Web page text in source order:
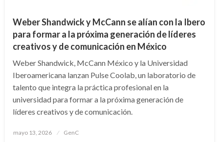
Weber Shandwick y McCann se alían con la Ibero
para formar a la próxima generación de líderes
creativos y de comunicación en México
Weber Shandwick, McCann México y la Universidad
Iberoamericana lanzan Pulse Coolab, un laboratorio de
talento que integra la práctica profesional en la
universidad para formar a la próxima generación de
líderes creativos y de comunicación.
Publicado
mayo 13, 2026 GenC